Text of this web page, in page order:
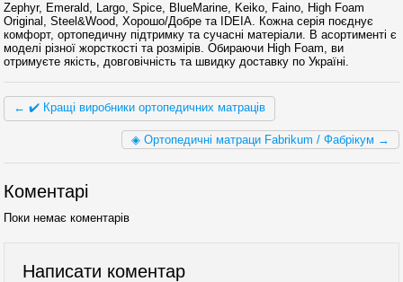
Zephyr, Emerald, Largo, Spice, BlueMarine, Keiko, Faino, High Foam
Original, Steel&Wood, Хорошо/Добре та IDEIA. Кожна серія поєднує
комфорт, ортопедичну підтримку та сучасні матеріали. В асортименті є
моделі різної жорсткості та розмірів. Обираючи High Foam, ви
отримуєте якість, довговічність та швидку доставку по Україні.
← ✔️ Кращі виробники ортопедичних матраців
◈ Ортопедичні матраци Fabrikum / Фабрікум →
Коментарі
Поки немає коментарів
Написати коментар